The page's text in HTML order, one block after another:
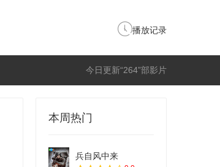
播放记录
今日更新“264”部影片
本周热门
兵自风中来